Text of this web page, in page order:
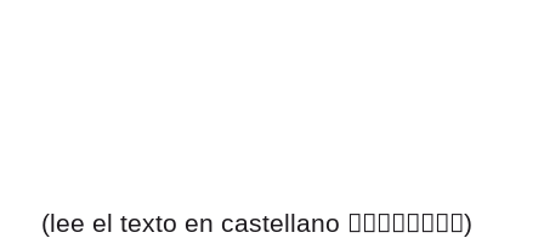
(lee el texto en castellano 👇🏽👇🏽👇🏽👇🏽)